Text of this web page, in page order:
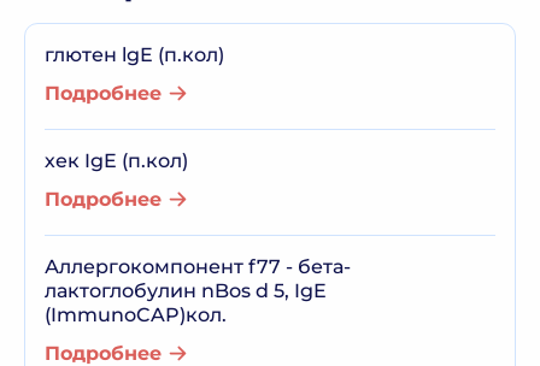
глютен lgE (п.кол)
Подробнее
хек IgE (п.кол)
Подробнее
Аллергокомпонент f77 - бета-
лактоглобулин nBos d 5, IgE
(ImmunoCAP)кол.
Подробнее